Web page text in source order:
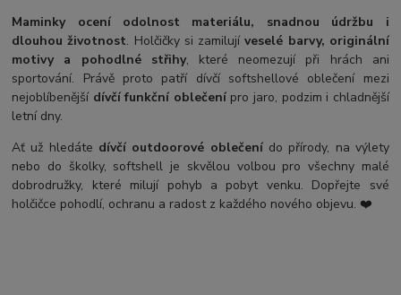
Maminky ocení odolnost materiálu, snadnou údržbu i
dlouhou životnost. Holčičky si zamilujíveselé barvy, originální
motivy a pohodlné střihy, které neomezují při hrách ani
sportování. Právě proto patří dívčí softshellové oblečení mezi
nejoblíbenější dívčí funkční oblečenípro jaro, podzim i chladnější
letní dny.
Ať už hledáte dívčí outdoorové oblečenído přírody, na výlety
nebo do školky, softshell je skvělou volbou pro všechny malé
dobrodružky, které milují pohyb a pobyt venku. Dopřejte své
holčičce pohodlí, ochranu a radost z každého nového objevu. ❤️